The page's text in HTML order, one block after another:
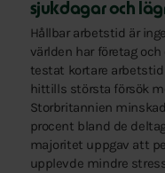
sjukdagar och
Hållbar arbetstid är
världen har företag
testat kortare
hittills största försök
Storbritannien
procent bland de
majoritet uppgav att
upplevde mindre